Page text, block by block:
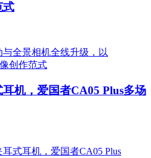
式
机，爱国者CA05 Plus多场